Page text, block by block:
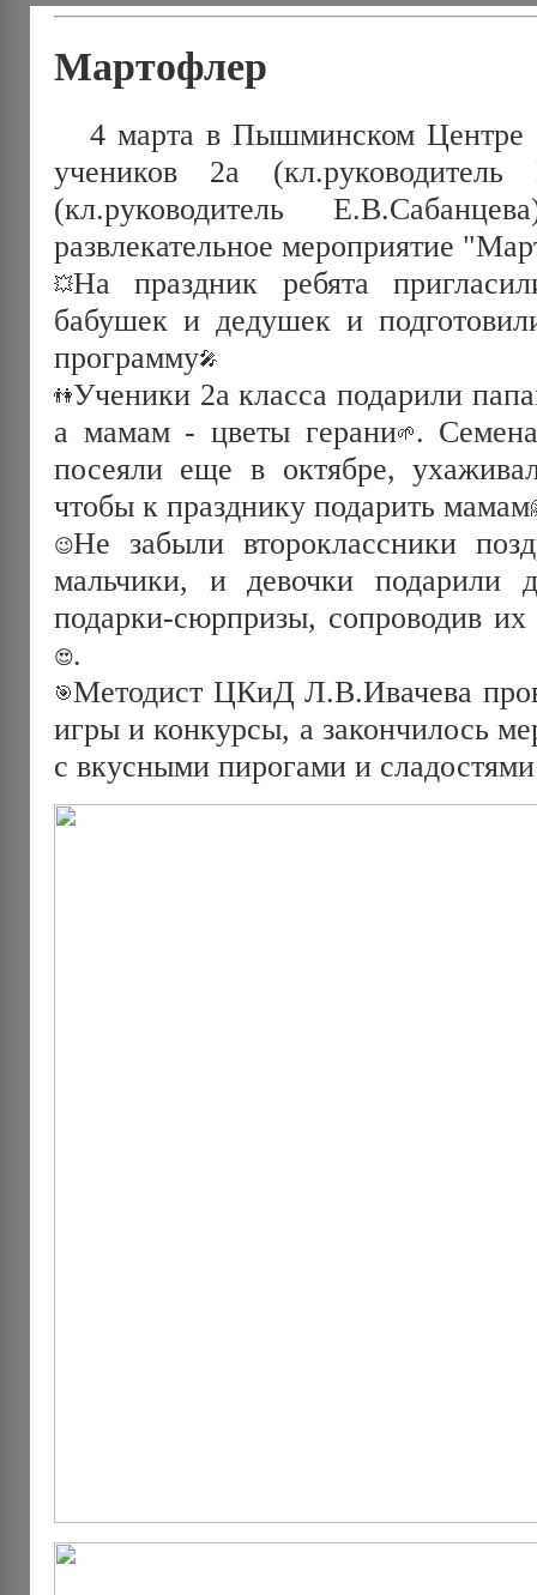
Мартофлер
4 марта в Пышминском Центре
учеников 2а
(кл.руководитель
развлекательное мероприятие
На праздник ребята
бабушек и дедушек и
программу
Ученики 2а класса подарили
а мамам - цветы герани .
посеяли еще в октябре,
чтобы к празднику подарить мамам
Не забыли второклассники
мальчики, и девочки подарили
подарки-сюрпризы, сопроводив
.
Методист ЦКиД Л.В.Ивачева
игры и конкурсы, а закончилось
с вкусными пирогами и